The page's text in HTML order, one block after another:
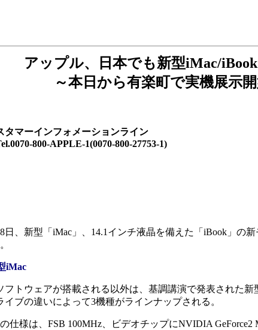
アップル、日本でも新型iMac/
～本日から有楽町で実機展示
タマーインフォメーションライン
APPLE-1(0070-800-27753-1)
日、新型「iMac」、14.1インチ液晶を備えた「iBook」の
iMac
トウェアが搭載される以外は、基調講演で発表された新
イブの違いによって3機種がラインナップされる。
仕様は、FSB 100MHz、ビデオチップにNVIDIA